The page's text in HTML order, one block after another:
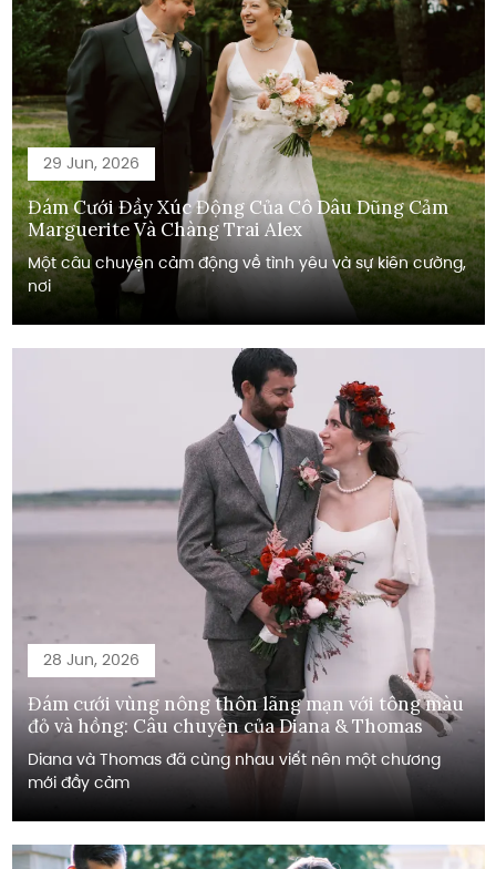
29 Jun, 2026
Đám Cưới Đầy Xúc Động Của Cô Dâu Dũng Cảm
Marguerite Và Chàng Trai Alex
Một câu chuyện cảm động về tình yêu và sự kiên cường,
nơi
28 Jun, 2026
Đám cưới vùng nông thôn lãng mạn với tông màu
đỏ và hồng: Câu chuyện của Diana & Thomas
Diana và Thomas đã cùng nhau viết nên một chương
mới đầy cảm